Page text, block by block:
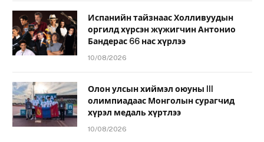
Испанийн тайзнаас Холливуудын
оргилд хүрсэн жүжигчин Антонио
Бандерас 66 нас хүрлээ
10/08/2026
Олон улсын хиймэл оюуны III
олимпиадаас Монголын сурагчид
хүрэл медаль хүртлээ
10/08/2026